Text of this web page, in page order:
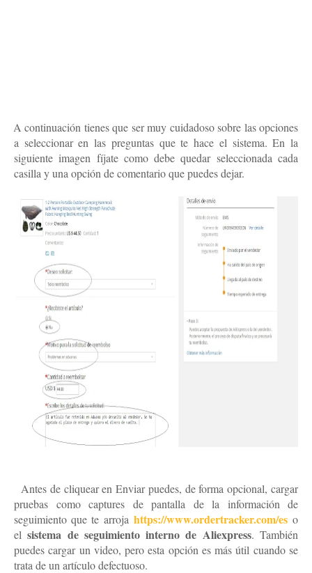
A continuación tienes que ser muy cuidadoso sobre las opciones
a seleccionar en las preguntas que te hace el sistema. En la
siguiente imagen fíjate como debe quedar seleccionada cada
casilla y una opción de comentario que puedes dejar.
Antes de cliquear en Enviar puedes, de forma opcional, cargar
pruebas como captures de pantalla de la información de
seguimiento que te arroja https://www.ordertracker.com/eso
elsistema de seguimiento interno de Aliexpress. También
puedes cargar un video, pero esta opción es más útil cuando se
trata de un artículo defectuoso.